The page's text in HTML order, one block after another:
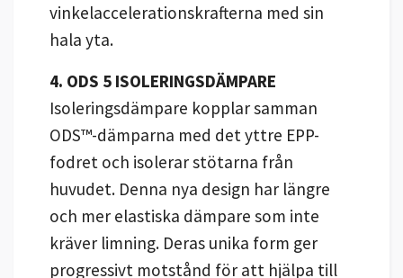
vinkelaccelerationskrafterna med sin
hala yta.
4. ODS 5 ISOLERINGSDÄMPARE
Isoleringsdämpare kopplar samman
ODS™-dämparna med det yttre EPP-
fodret och isolerar stötarna från
huvudet. Denna nya design har längre
och mer elastiska dämpare som inte
kräver limning. Deras unika form ger
progressivt motstånd för att hjälpa till